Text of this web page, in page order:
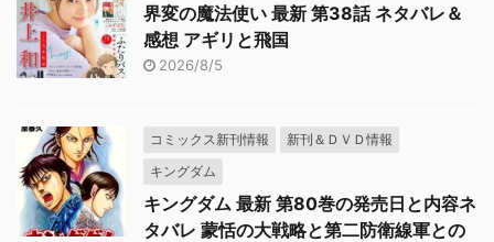
界変の魔法使い 最新 第38話 ネタバレ＆
感想 アギリと飛国
2026/8/5
コミックス新刊情報
新刊＆ＤＶＤ情報
キングダム
キングダム 最新 第80巻の発売日と内容ネ
タバレ 蒙恬の大戦略と第二防衛線軍との